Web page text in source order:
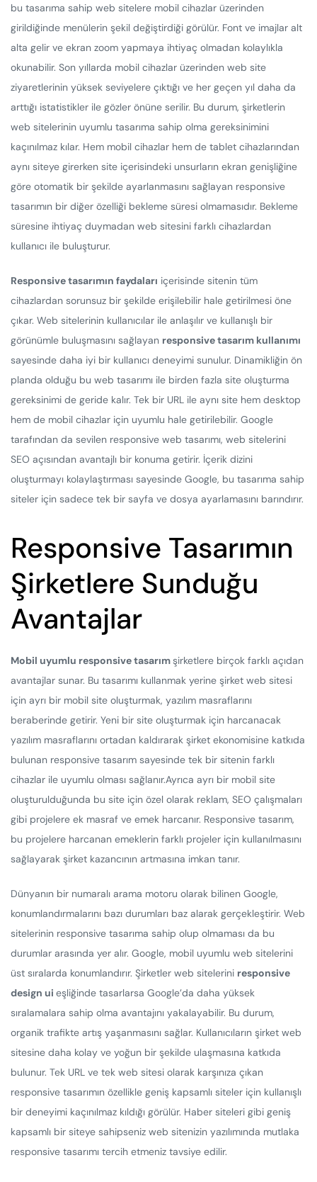
bu tasarıma sahip web sitelere mobil cihazlar üzerinden
girildiğinde menülerin şekil değiştirdiği görülür. Font ve imajlar alt
alta gelir ve ekran zoom yapmaya ihtiyaç olmadan kolaylıkla
okunabilir. Son yıllarda mobil cihazlar üzerinden web site
ziyaretlerinin yüksek seviyelere çıktığı ve her geçen yıl daha da
arttığı istatistikler ile gözler önüne serilir. Bu durum, şirketlerin
web sitelerinin uyumlu tasarıma sahip olma gereksinimini
kaçınılmaz kılar. Hem mobil cihazlar hem de tablet cihazlarından
aynı siteye girerken site içerisindeki unsurların ekran genişliğine
göre otomatik bir şekilde ayarlanmasını sağlayan responsive
tasarımın bir diğer özelliği bekleme süresi olmamasıdır. Bekleme
süresine ihtiyaç duymadan web sitesini farklı cihazlardan
kullanıcı ile buluşturur.
Responsive tasarımın faydaları içerisinde sitenin tüm
cihazlardan sorunsuz bir şekilde erişilebilir hale getirilmesi öne
çıkar. Web sitelerinin kullanıcılar ile anlaşılır ve kullanışlı bir
görünümle buluşmasını sağlayan responsive tasarım kullanımı
sayesinde daha iyi bir kullanıcı deneyimi sunulur. Dinamikliğin ön
planda olduğu bu web tasarımı ile birden fazla site oluşturma
gereksinimi de geride kalır. Tek bir URL ile aynı site hem desktop
hem de mobil cihazlar için uyumlu hale getirilebilir. Google
tarafından da sevilen responsive web tasarımı, web sitelerini
SEO açısından avantajlı bir konuma getirir. İçerik dizini
oluşturmayı kolaylaştırması sayesinde Google, bu tasarıma sahip
siteler için sadece tek bir sayfa ve dosya ayarlamasını barındırır.
Responsive Tasarımın
Şirketlere Sunduğu
Avantajlar
Mobil uyumlu responsive tasarımşirketlere birçok farklı açıdan
avantajlar sunar. Bu tasarımı kullanmak yerine şirket web sitesi
için ayrı bir mobil site oluşturmak, yazılım masraflarını
beraberinde getirir. Yeni bir site oluşturmak için harcanacak
yazılım masraflarını ortadan kaldırarak şirket ekonomisine katkıda
bulunan responsive tasarım sayesinde tek bir sitenin farklı
cihazlar ile uyumlu olması sağlanır.Ayrıca ayrı bir mobil site
oluşturulduğunda bu site için özel olarak reklam, SEO çalışmaları
gibi projelere ek masraf ve emek harcanır. Responsive tasarım,
bu projelere harcanan emeklerin farklı projeler için kullanılmasını
sağlayarak şirket kazancının artmasına imkan tanır.
Dünyanın bir numaralı arama motoru olarak bilinen Google,
konumlandırmalarını bazı durumları baz alarak gerçekleştirir. Web
sitelerinin responsive tasarıma sahip olup olmaması da bu
durumlar arasında yer alır. Google, mobil uyumlu web sitelerini
üst sıralarda konumlandırır. Şirketler web sitelerini responsive
design ui eşliğinde tasarlarsa Google’da daha yüksek
sıralamalara sahip olma avantajını yakalayabilir. Bu durum,
organik trafikte artış yaşanmasını sağlar. Kullanıcıların şirket web
sitesine daha kolay ve yoğun bir şekilde ulaşmasına katkıda
bulunur. Tek URL ve tek web sitesi olarak karşınıza çıkan
responsive tasarımın özellikle geniş kapsamlı siteler için kullanışlı
bir deneyimi kaçınılmaz kıldığı görülür. Haber siteleri gibi geniş
kapsamlı bir siteye sahipseniz web sitenizin yazılımında mutlaka
responsive tasarımı tercih etmeniz tavsiye edilir.